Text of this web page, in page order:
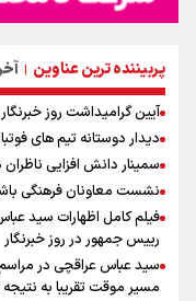
پربیننده ترین عناوین |
آیین گرامیداشت روز
دیدار دوستانه تیم های
سمینار دانش افزایی ناظران
نشست معاونان فرهنگی
فیلم کامل اظهارات سید
رییس جمهور در روز خبرنگار
سید عباس عراقچی در مراسم
مسیر موقت تقریبا به